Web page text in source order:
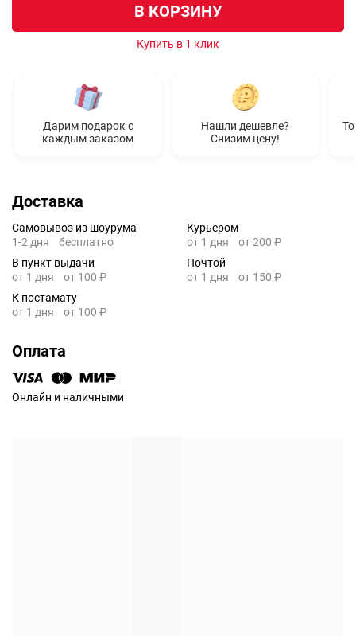
В КОРЗИНУ
Купить в 1 клик
Дарим подарок с
каждым заказом
Нашли дешевле?
Снизим цену!
Доставка
Самовывоз из шоурума
1-2 дня
бесплатно
Курьером
от 1 дня
от 200 ₽
В пункт выдачи
от 1 дня
от 100 ₽
Почтой
от 1 дня
от 150 ₽
К постамату
от 1 дня
от 100 ₽
Оплата
Онлайн и наличными